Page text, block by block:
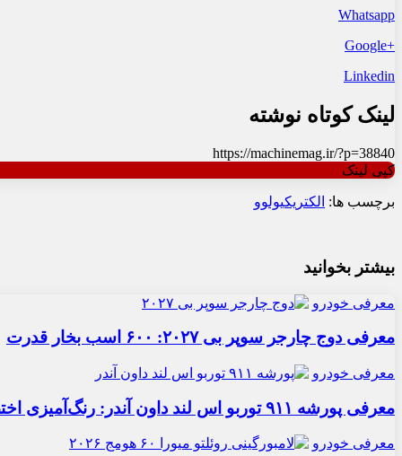
Whatsapp
+Google
Linkedin
لینک کوتاه نوشته
https://machinemag.ir/?p=38840
کپی لینک
برچسب ها: الکتریکیولوو
بیشتر بخوانید
معرفی خودرو
معرفی دوج چارجر سوپر بی ۲۰۲۷: ۶۰۰ اسب بخار قدرت
معرفی خودرو
معرفی پورشه ۹۱۱ توربو اس لند داون آندر: رنگ‌آمیزی اختصاصی
معرفی خودرو